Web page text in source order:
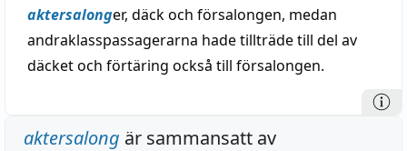
aktersalonger, däck och försalongen, medan
andraklasspassagerarna hade tillträde till del av
däcket och förtäring också till försalongen.
aktersalong är sammansatt av